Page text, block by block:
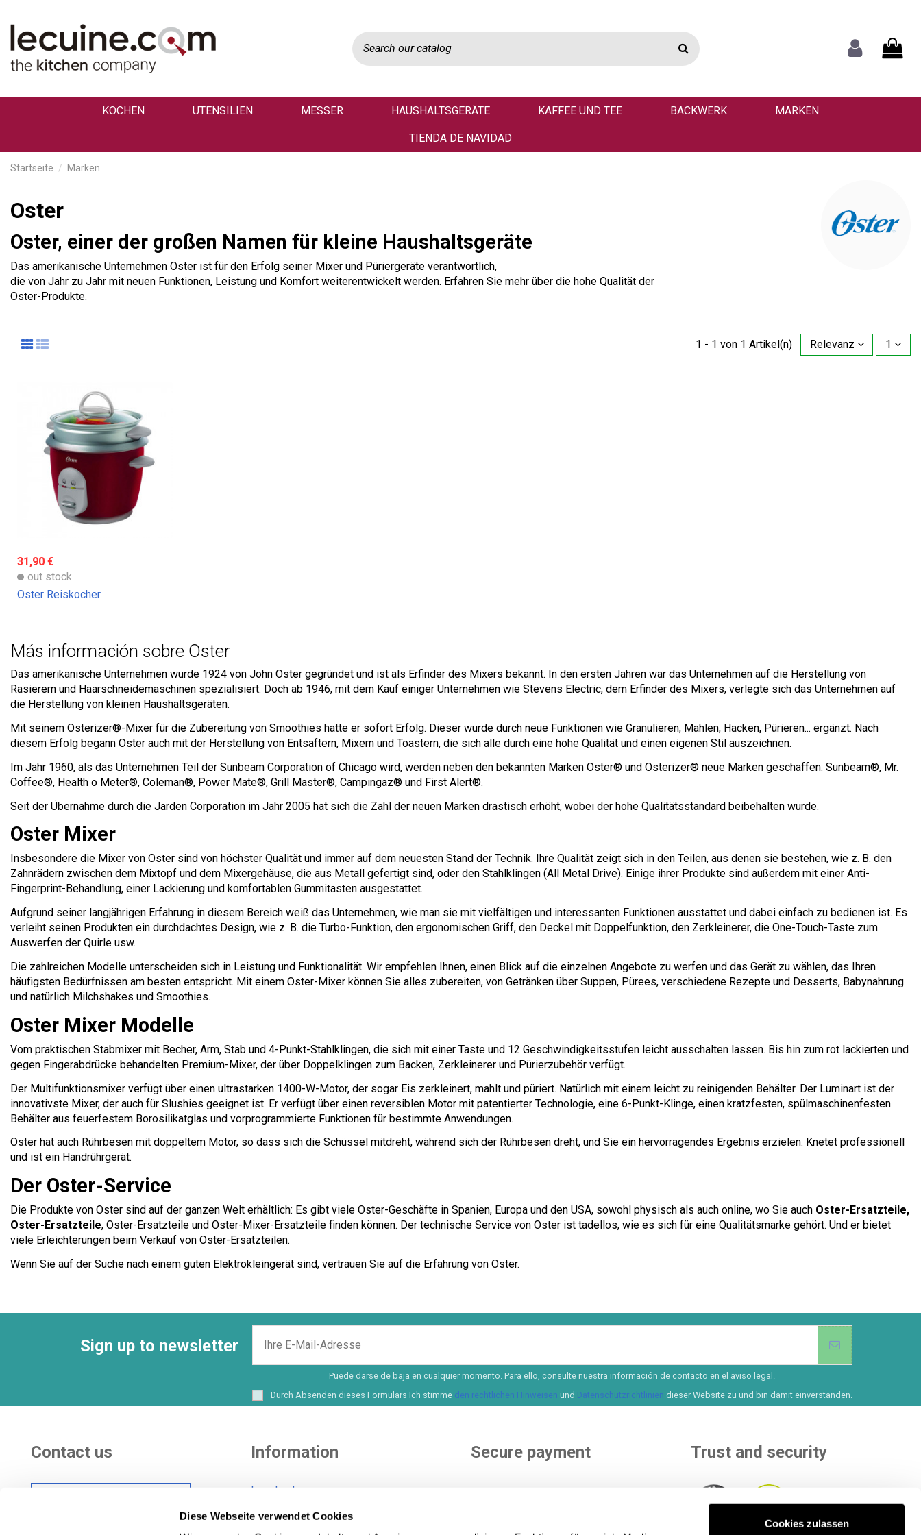
Diese Webseite verwendet Cookies
Cookies zulassen
KOCHEN UTENSILIEN MESSER HAUSHALTSGERÄTE KAFFEE UND TEE BACKWERK MARKEN
TIENDA DE NAVIDAD
Startseite Marken
Oster
Oster, einer der großen Namen für kleine Haushaltsgeräte
Das amerikanische Unternehmen Oster ist für den Erfolg seiner Mixer und Püriergeräte verantwortlich,
die von Jahr zu Jahr mit neuen Funktionen, Leistung und Komfort weiterentwickelt werden. Erfahren Sie mehr über die hohe Qualität der
Oster-Produkte.
1 - 1 von 1 Artikel(n) Relevanz 1
31,90 €
out stock
Oster Reiskocher
Más información sobre Oster
Das amerikanische Unternehmen wurde 1924 von John Oster gegründet und ist als Erfinder des Mixers bekannt. In den ersten Jahren war das Unternehmen auf die Herstellung von
Rasierern und Haarschneidemaschinen spezialisiert. Doch ab 1946, mit dem Kauf einiger Unternehmen wie Stevens Electric, dem Erfinder des Mixers, verlegte sich das Unternehmen auf
die Herstellung von kleinen Haushaltsgeräten.
Mit seinem Osterizer®-Mixer für die Zubereitung von Smoothies hatte er sofort Erfolg. Dieser wurde durch neue Funktionen wie Granulieren, Mahlen, Hacken, Pürieren... ergänzt. Nach
diesem Erfolg begann Oster auch mit der Herstellung von Entsaftern, Mixern und Toastern, die sich alle durch eine hohe Qualität und einen eigenen Stil auszeichnen.
Im Jahr 1960, als das Unternehmen Teil der Sunbeam Corporation of Chicago wird, werden neben den bekannten Marken Oster® und Osterizer® neue Marken geschaffen: Sunbeam®, Mr.
Coffee®, Health o Meter®, Coleman®, Power Mate®, Grill Master®, Campingaz® und First Alert®.
Seit der Übernahme durch die Jarden Corporation im Jahr 2005 hat sich die Zahl der neuen Marken drastisch erhöht, wobei der hohe Qualitätsstandard beibehalten wurde.
Oster Mixer
Insbesondere die Mixer von Oster sind von höchster Qualität und immer auf dem neuesten Stand der Technik. Ihre Qualität zeigt sich in den Teilen, aus denen sie bestehen, wie z. B. den
Zahnrädern zwischen dem Mixtopf und dem Mixergehäuse, die aus Metall gefertigt sind, oder den Stahlklingen (All Metal Drive). Einige ihrer Produkte sind außerdem mit einer Anti-
Fingerprint-Behandlung, einer Lackierung und komfortablen Gummitasten ausgestattet.
Aufgrund seiner langjährigen Erfahrung in diesem Bereich weiß das Unternehmen, wie man sie mit vielfältigen und interessanten Funktionen ausstattet und dabei einfach zu bedienen ist. Es
verleiht seinen Produkten ein durchdachtes Design, wie z. B. die Turbo-Funktion, den ergonomischen Griff, den Deckel mit Doppelfunktion, den Zerkleinerer, die One-Touch-Taste zum
Auswerfen der Quirle usw.
Die zahlreichen Modelle unterscheiden sich in Leistung und Funktionalität. Wir empfehlen Ihnen, einen Blick auf die einzelnen Angebote zu werfen und das Gerät zu wählen, das Ihren
häufigsten Bedürfnissen am besten entspricht. Mit einem Oster-Mixer können Sie alles zubereiten, von Getränken über Suppen, Pürees, verschiedene Rezepte und Desserts, Babynahrung
und natürlich Milchshakes und Smoothies.
Oster Mixer Modelle
Vom praktischen Stabmixer mit Becher, Arm, Stab und 4-Punkt-Stahlklingen, die sich mit einer Taste und 12 Geschwindigkeitsstufen leicht ausschalten lassen. Bis hin zum rot lackierten und
gegen Fingerabdrücke behandelten Premium-Mixer, der über Doppelklingen zum Backen, Zerkleinerer und Pürierzubehör verfügt.
Der Multifunktionsmixer verfügt über einen ultrastarken 1400-W-Motor, der sogar Eis zerkleinert, mahlt und püriert. Natürlich mit einem leicht zu reinigenden Behälter. Der Luminart ist der
innovativste Mixer, der auch für Slushies geeignet ist. Er verfügt über einen reversiblen Motor mit patentierter Technologie, eine 6-Punkt-Klinge, einen kratzfesten, spülmaschinenfesten
Behälter aus feuerfestem Borosilikatglas und vorprogrammierte Funktionen für bestimmte Anwendungen.
Oster hat auch Rührbesen mit doppeltem Motor, so dass sich die Schüssel mitdreht, während sich der Rührbesen dreht, und Sie ein hervorragendes Ergebnis erzielen. Knetet professionell
und ist ein Handrührgerät.
Der Oster-Service
Die Produkte von Oster sind auf der ganzen Welt erhältlich: Es gibt viele Oster-Geschäfte in Spanien, Europa und den USA, sowohl physisch als auch online, wo Sie auch Oster-Ersatzteile,
Oster-Ersatzteile, Oster-Ersatzteile und Oster-Mixer-Ersatzteile finden können. Der technische Service von Oster ist tadellos, wie es sich für eine Qualitätsmarke gehört. Und er bietet
viele Erleichterungen beim Verkauf von Oster-Ersatzteilen.
Wenn Sie auf der Suche nach einem guten Elektrokleingerät sind, vertrauen Sie auf die Erfahrung von Oster.
Sign up to newsletter
Puede darse de baja en cualquier momento. Para ello, consulte nuestra información de contacto en el aviso legal.
Durch Absenden dieses Formulars Ich stimme den rechtlichen Hinweisen und Datenschutzrichtlinien dieser Website zu und bin damit einverstanden.
Contact us Information
Legal notice
Shipping conditions
Secure payment Trust and security